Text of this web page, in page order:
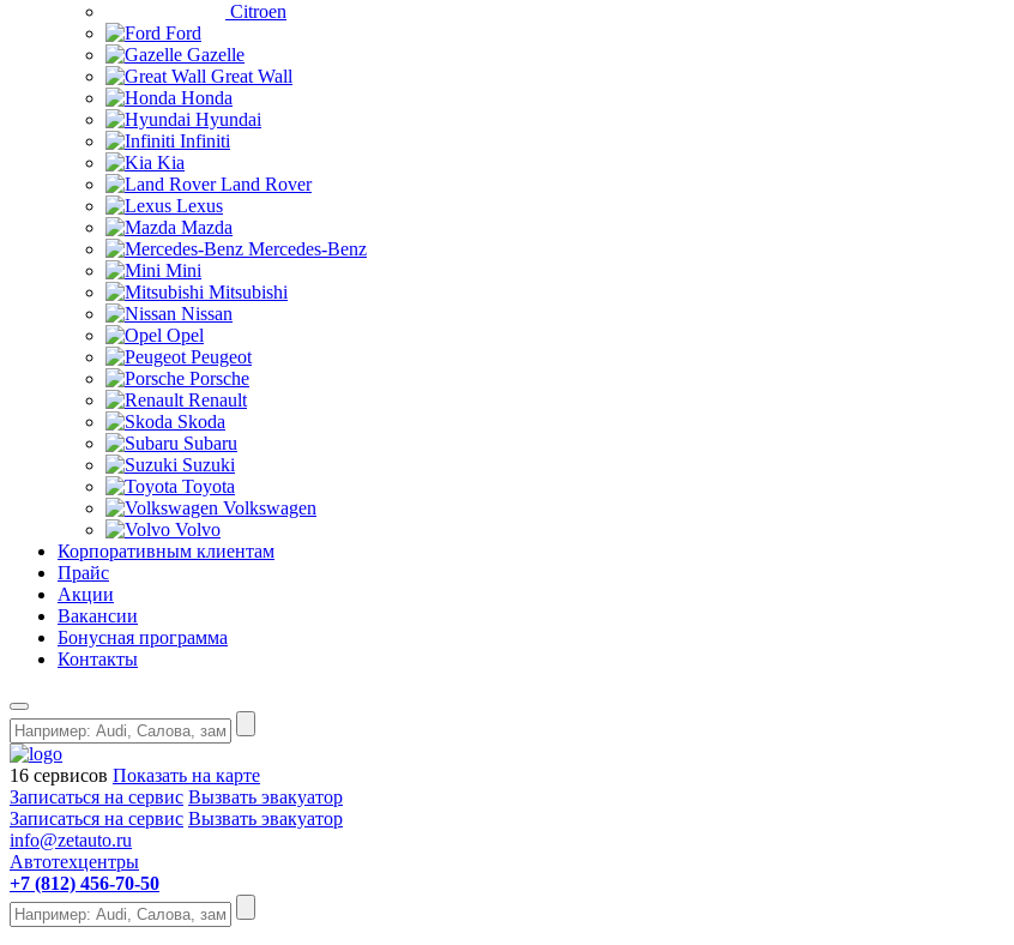
Citroen
Ford
Gazelle
Great Wall
Honda
Hyundai
Infiniti
Kia
Land Rover
Lexus
Mazda
Mercedes-Benz
Mini
Mitsubishi
Nissan
Opel
Peugeot
Porsche
Renault
Skoda
Subaru
Suzuki
Toyota
Volkswagen
Volvo
Корпоративным клиентам
Прайс
Акции
Вакансии
Бонусная программа
Контакты
16 сервисов Показать на карте
Записаться на сервис Вызвать эвакуатор
Записаться на сервис Вызвать эвакуатор
info@zetauto.ru
Автотехцентры
+7 (812) 456-70-50